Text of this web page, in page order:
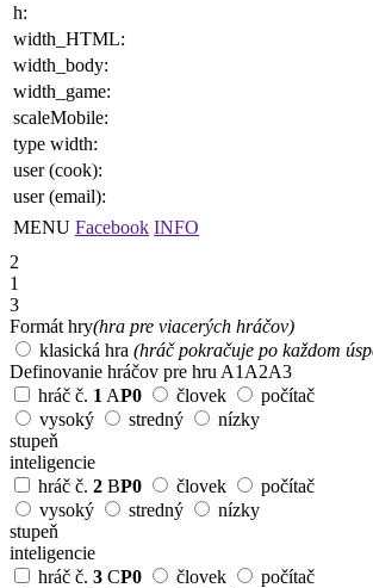
h:
width_HTML:
width_body:
width_game:
scaleMobile:
type width:
user (cook):
user (email):
MENU Facebook INFO
2
1
3
Formát hry(hra pre viacerých hráčov)
klasická hra (hráč pokračuje po každom
Definovanie hráčov pre hru A1 A2A3
hráč č. 1 AP0 človek
počítač
vysoký
stredný
nízky
stupeň
inteligencie
hráč č. 2 BP0 človek
počítač
vysoký
stredný
nízky
stupeň
inteligencie
hráč č. 3 CP0 človek
počítač